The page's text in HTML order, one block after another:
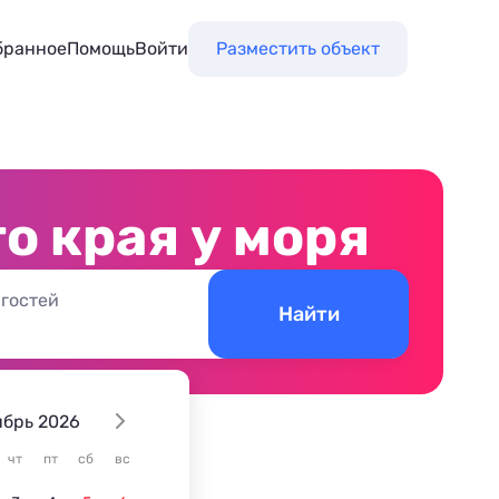
ПомощьВойти Разместить объект
края у моря
2026
чт пт сб вс
Найти
крае